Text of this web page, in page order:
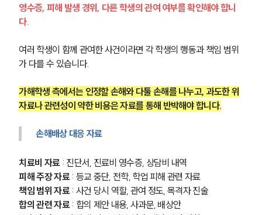
영수증, 피해 발생 경위, 다른 학생의 관여 여부를 확인해야 합니
다.
여러 학생이 함께 관여한 사건이라면 각 학생의 행동과 책임 범위
가 다를 수 있습니다.
가해학생 측에서는 인정할 손해와 다툴 손해를 나누고, 과도한 위
자료나 관련성이 약한 비용은 자료를 통해 반박해야 합니다.
손해배상 대응 자료
치료비 자료 : 진단서, 진료비 영수증, 상담비 내역
피해 주장 자료 : 등교 중단, 전학, 학업 피해 관련 자료
책임 범위 자료 : 사건 당시 역할, 관여 정도, 목격자 진술
합의 관련 자료 : 합의 제안 내용, 사과문, 배상안